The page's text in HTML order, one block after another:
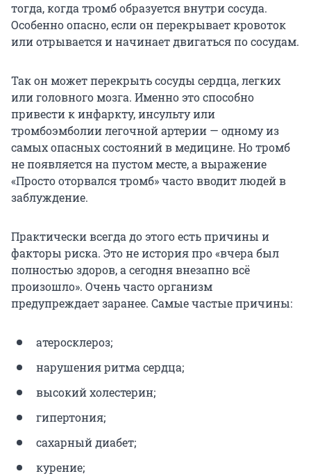
тогда, когда тромб образуется внутри сосуда.
Особенно опасно, если он перекрывает кровоток
или отрывается и начинает двигаться по сосудам.
Так он может перекрыть сосуды сердца, легких
или головного мозга. Именно это способно
привести к инфаркту, инсульту или
тромбоэмболии легочной артерии — одному из
самых опасных состояний в медицине. Но тромб
не появляется на пустом месте, а выражение
«Просто оторвался тромб» часто вводит людей в
заблуждение.
Практически всегда до этого есть причины и
факторы риска. Это не история про «вчера был
полностью здоров, а сегодня внезапно всё
произошло». Очень часто организм
предупреждает заранее. Самые частые причины:
атеросклероз;
нарушения ритма сердца;
высокий холестерин;
гипертония;
сахарный диабет;
курение;